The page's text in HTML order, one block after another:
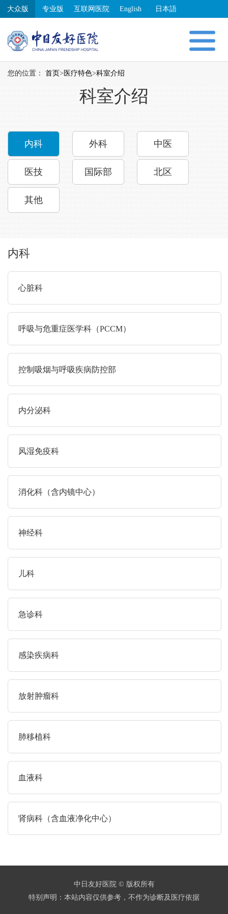
大众版 专业版 互联网医院 English 日本語
您的位置： 首页> 医疗特色>科室介绍
科室介绍
内科 外科 中医
医技 国际部 北区
其他
内科
心脏科
呼吸与危重症医学科（PCCM）
控制吸烟与呼吸疾病防控部
内分泌科
风湿免疫科
消化科（含内镜中心）
神经科
儿科
急诊科
感染疾病科
放射肿瘤科
肺移植科
血液科
肾病科（含血液净化中心）
中日友好医院 © 版权所有
特别声明：本站内容仅供参考，不作为诊断及医疗依据